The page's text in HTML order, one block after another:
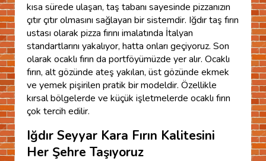
kısa sürede ulaşan, taş tabanı sayesinde pizzanızın
çıtır çıtır olmasını sağlayan bir sistemdir. Iğdır taş fırın
ustası olarak pizza fırını imalatında İtalyan
standartlarını yakalıyor, hatta onları geçiyoruz. Son
olarak ocaklı fırın da portföyümüzde yer alır. Ocaklı
fırın, alt gözünde ateş yakılan, üst gözünde ekmek
ve yemek pişirilen pratik bir modeldir. Özellikle
kırsal bölgelerde ve küçük işletmelerde ocaklı fırın
çok tercih edilir.
Iğdır Seyyar Kara Fırın Kalitesini
Her Şehre Taşıyoruz